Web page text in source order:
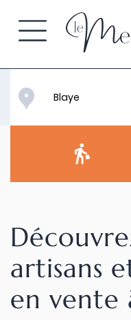
artisans
en vente